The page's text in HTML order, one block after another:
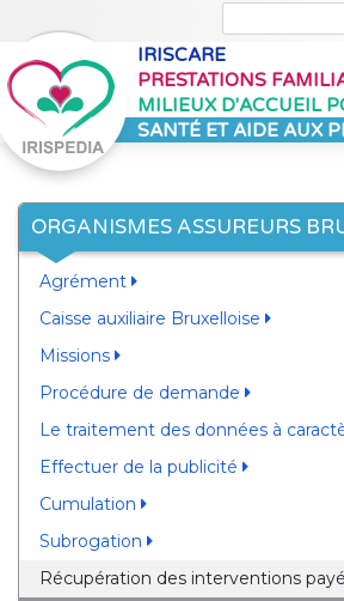
IRISCARE
PRESTATIONS
MILIEUX D'ACCUEIL
SANTÉ ET AIDE AUX
ORGANISMES ASSUREURS
Agrément
Caisse auxiliaire Bruxelloise
Missions
Procédure de demande
Le traitement des données à
Effectuer de la publicité
Cumulation
Subrogation
Récupération des interventions